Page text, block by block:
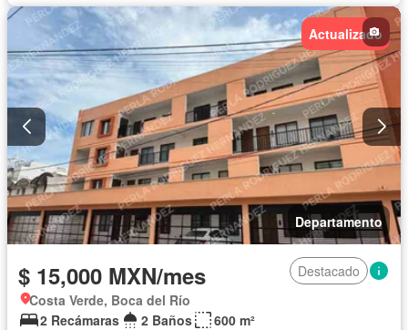
Actualizado
Departamento
$ 15,000 MXN/mes
Destacado
Costa Verde, Boca del Río
2 Recámaras
2 Baños
600 m²